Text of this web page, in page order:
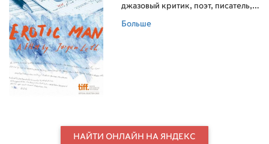
джазовый критик, поэт, писатель,
фильмов. Его сюрреалистический
короткометражный фильм
Больше
НАЙТИ ОНЛАЙН НА ЯНДЕКС